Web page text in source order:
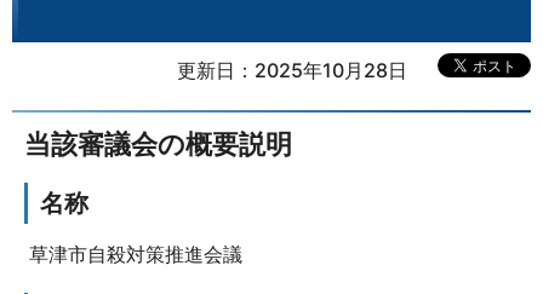
更新日：2025年10月28日
当該審議会の概要説明
名称
草津市自殺対策推進会議